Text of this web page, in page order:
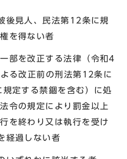
見人、民法第12条に規
を得ない者
部を改正する法律（令和4
る改正前の刑法第12条に
定する禁錮を含む）に処
令の規定により罰金以上
を終わり又は執行を受け
経過しない者